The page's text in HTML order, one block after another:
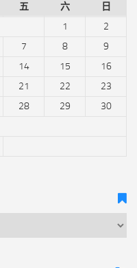
五 六 日
1
2
7 8
9
14 15
16
21 22
23
28 29
30